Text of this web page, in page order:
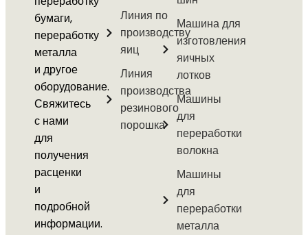
бумаги,
переработку
металла
и другое
оборудование.
Свяжитесь
с нами
для
получения
расценки
и
подробной
информации.
Линия по
производству
яиц
Линия
производства
резинового
порошка
Машина для
изготовления
яичных
лотков
Машины
для
переработки
волокна
Машины
для
переработки
металла